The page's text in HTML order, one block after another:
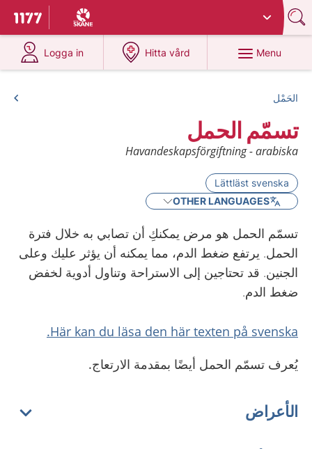
To start page for 1177
Du har valt region
Logga in
at 1177.se
Hitta vård
at 1177.se
Menu
الحَمْل
تسمّم الحمل
Havandeskapsförgiftning - arabiska
Lättläst svenska
OTHER LANGUAGES
تسمّم الحمل هو مرض يمكنكِ أن تصابي به خلال فترة
الحمل. يرتفع ضغط الدم، مما يمكنه أن يؤثر عليك وعلى
الجنين. قد تحتاجين إلى الاستراحة وتناول أدوية لخفض
ضغط الدم.
Här kan du läsa den här texten på svenska.
يُعرف تسمّم الحمل أيضًا بمقدمة الارتعاج.
الأعراض